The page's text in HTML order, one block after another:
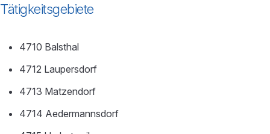
Tätigkeitsgebiete
4710 Balsthal
4712 Laupersdorf
4713 Matzendorf
4714 Aedermannsdorf